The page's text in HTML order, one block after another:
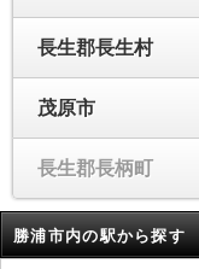
長生郡長生村
茂原市
長生郡長柄町
勝浦市内の駅から探す